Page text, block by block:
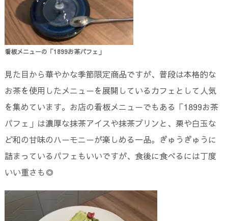
看板メニューの「1899お茶パフェ」
見た目から華やかな季節限定商品ですが、普段は本格的な
お茶を使用したメニューを展開しているカフェとして人気
を集めています。お店の看板メニューでもある「1899お茶
パフェ」は濃厚な抹茶アイスや抹茶プリンと、栗や白玉な
ど和の甘味のハーモニーが楽しめる一品。ぎゅうぎゅうに
詰まっているパフェもいいですが、食後に食べるには丁度
いい重さも◎